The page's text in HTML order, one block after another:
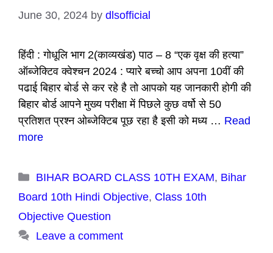
June 30, 2024 by dlsofficial
हिंदी : गोधूलि भाग 2(काव्यखंड) पाठ – 8 “एक वृक्ष की हत्या”
ऑब्जेक्टिव क्वेश्चन 2024 : प्यारे बच्चो आप अपना 10वीं की
पढाई बिहार बोर्ड से कर रहे है तो आपको यह जानकारी होगी की
बिहार बोर्ड आपने मुख्य परीक्षा में पिछले कुछ वर्षो से 50
प्रतिशत प्रश्न ओब्जेक्टिब पूछ रहा है इसी को मध्य … Read
more
Categories
BIHAR BOARD CLASS 10TH EXAM, Bihar
Board 10th Hindi Objective, Class 10th
Objective Question
Leave a comment